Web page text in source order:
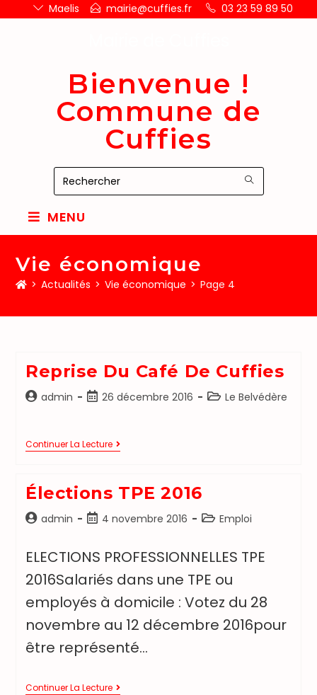
Maelis mairie@cuffies.fr 03 23 59 89 50
Bienvenue !
Commune de
Cuffies
MENU
Vie économique
> Actualités > Vie économique > Page 4
Reprise Du Café De Cuffies
admin 26 décembre 2016 Le Belvédère
Continuer La Lecture
Élections TPE 2016
admin 4 novembre 2016 Emploi
ELECTIONS PROFESSIONNELLES TPE
2016Salariés dans une TPE ou
employés à domicile : Votez du 28
novembre au 12 décembre 2016pour
être représenté…
Continuer La Lecture